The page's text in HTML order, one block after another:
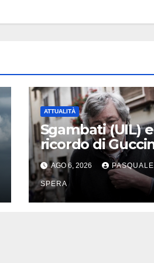
ATTUALITÀ
Sgambati (UIL)
ricordo di
AGO 6, 2026 PASQUALE
SPERA